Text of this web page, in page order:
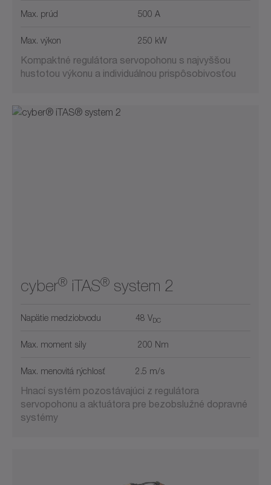
Max. prúd 500 A
Max. výkon 250 kW
Kompaktné regulátora servopohonu s najvyššou
hustotou výkonu a individuálnou prispôsobivosťou
cyber® iTAS® system 2
Napätie medziobvodu 48 VDC
Max. moment sily 200 Nm
Max. menovitá rýchlosť 2.5 m/s
Hnací systém pozostávajúci z regulátora
servopohonu a aktuátora pre bezobslužné dopravné
systémy